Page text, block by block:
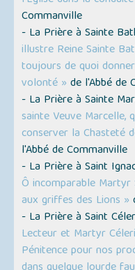
Commanville
- La Prière à Sainte
illustre Reine Sainte
toujours de quoi
volonté » de l'Abbé de
- La Prière à Sainte
sainte Veuve
conserver la Chasteté
l'Abbé de Commanville
- La Prière à Saint
Ô incomparable
aux griffes des Lions »
- La Prière à Saint
Lecteur et Martyr
Pénitence pour nos